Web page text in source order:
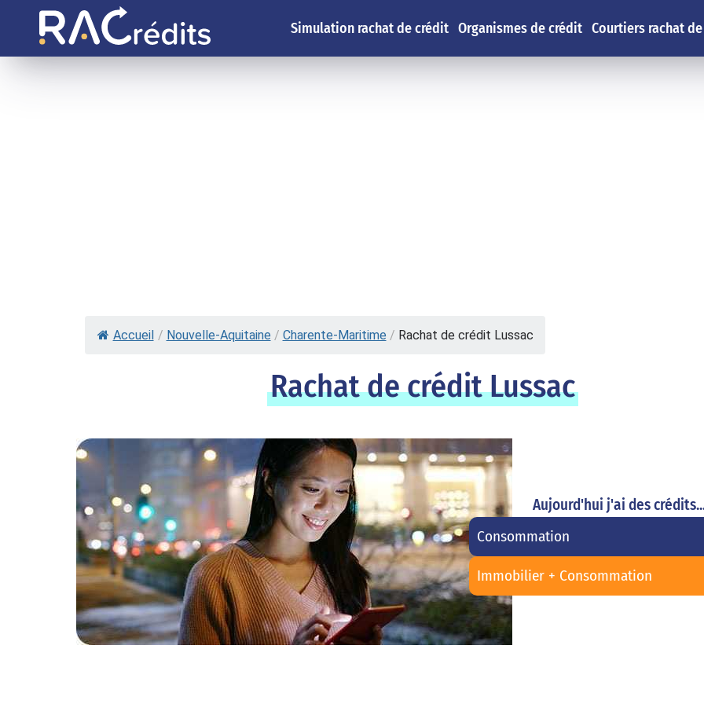
Simulation rachat de crédit Organismes de crédit Courtiers rachat
Accueil / Nouvelle-Aquitaine / Charente-Maritime / Rachat de crédit Lussac
Rachat de crédit Lussac
Aujourd'hui j'ai des
Consommation
Immobilier + Consommation